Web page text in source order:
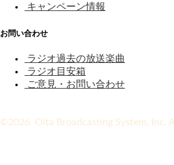
キャンペーン情報
お問い合わせ
ラジオ過去の放送楽曲
ラジオ目安箱
ご意見・お問い合わせ
©2026 Oita Broadcasting System, Inc.